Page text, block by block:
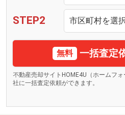
STEP2
無料 一括査定
不動産売却サイトHOME4U（ホームフ
社に一括査定依頼ができます。